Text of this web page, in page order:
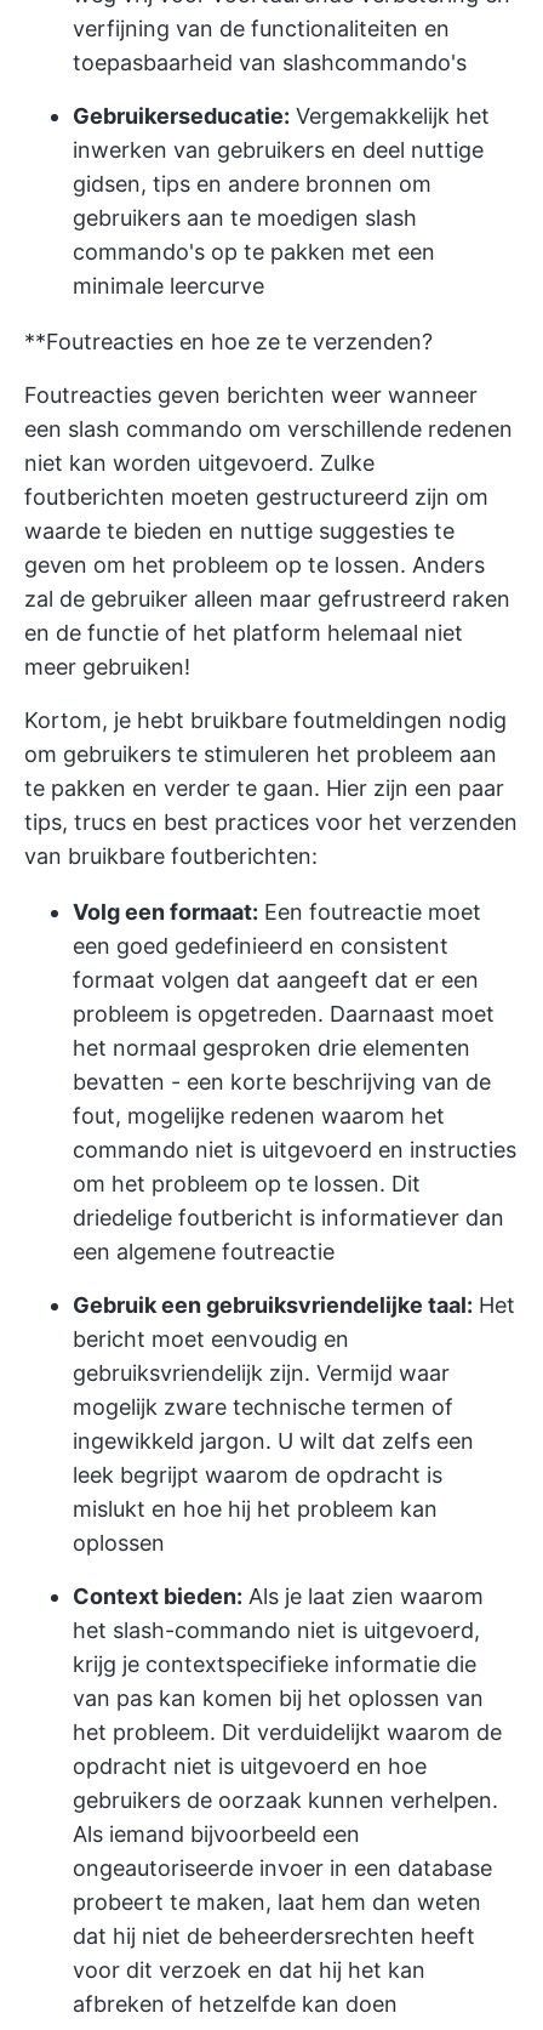
verfijning van de functionaliteiten en
toepasbaarheid van slashcommando's
Gebruikerseducatie: Vergemakkelijk het
inwerken van gebruikers en deel nuttige
gidsen, tips en andere bronnen om
gebruikers aan te moedigen slash
commando's op te pakken met een
minimale leercurve
**Foutreacties en hoe ze te verzenden?
Foutreacties geven berichten weer wanneer
een slash commando om verschillende redenen
niet kan worden uitgevoerd. Zulke
foutberichten moeten gestructureerd zijn om
waarde te bieden en nuttige suggesties te
geven om het probleem op te lossen. Anders
zal de gebruiker alleen maar gefrustreerd raken
en de functie of het platform helemaal niet
meer gebruiken!
Kortom, je hebt bruikbare foutmeldingen nodig
om gebruikers te stimuleren het probleem aan
te pakken en verder te gaan. Hier zijn een paar
tips, trucs en best practices voor het verzenden
van bruikbare foutberichten:
Volg een formaat: Een foutreactie moet
een goed gedefinieerd en consistent
formaat volgen dat aangeeft dat er een
probleem is opgetreden. Daarnaast moet
het normaal gesproken drie elementen
bevatten - een korte beschrijving van de
fout, mogelijke redenen waarom het
commando niet is uitgevoerd en instructies
om het probleem op te lossen. Dit
driedelige foutbericht is informatiever dan
een algemene foutreactie
Gebruik een gebruiksvriendelijke taal: Het
bericht moet eenvoudig en
gebruiksvriendelijk zijn. Vermijd waar
mogelijk zware technische termen of
ingewikkeld jargon. U wilt dat zelfs een
leek begrijpt waarom de opdracht is
mislukt en hoe hij het probleem kan
oplossen
Context bieden: Als je laat zien waarom
het slash-commando niet is uitgevoerd,
krijg je contextspecifieke informatie die
van pas kan komen bij het oplossen van
het probleem. Dit verduidelijkt waarom de
opdracht niet is uitgevoerd en hoe
gebruikers de oorzaak kunnen verhelpen.
Als iemand bijvoorbeeld een
ongeautoriseerde invoer in een database
probeert te maken, laat hem dan weten
dat hij niet de beheerdersrechten heeft
voor dit verzoek en dat hij het kan
afbreken of hetzelfde kan doen